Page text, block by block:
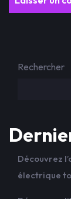
Rechercher
Découvrez
électrique